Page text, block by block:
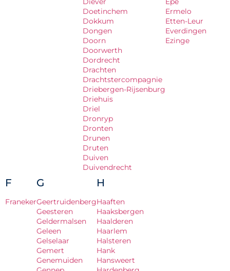
Doetinchem
Dokkum
Dongen
Doorn
Doorwerth
Dordrecht
Drachten
Drachtstercompagnie
Driebergen-Rijsenburg
Driehuis
Driel
Dronryp
Dronten
Drunen
Druten
Duiven
Duivendrecht
Ermelo
Etten-Leur
Everdingen
Ezinge
F
Franeker
G
Geertruidenberg
Geesteren
Geldermalsen
Geleen
Gelselaar
Gemert
Genemuiden
H
Haaften
Haaksbergen
Haalderen
Haarlem
Halsteren
Hank
Hansweert